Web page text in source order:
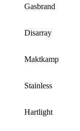
Gasbrand
Disarray
Maktkamp
Stainless
Hartlight